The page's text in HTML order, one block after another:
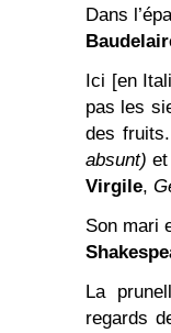
Dans
Ici [en
pas les
des
absunt)
Virgile,
Son mari
La
regards